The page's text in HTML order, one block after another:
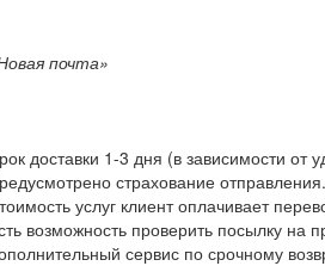
почта»
доставки 1-3 дня (в зависимости от
страхование отправления.
услуг клиент оплачивает
возможность проверить посылку на
сервис по срочному